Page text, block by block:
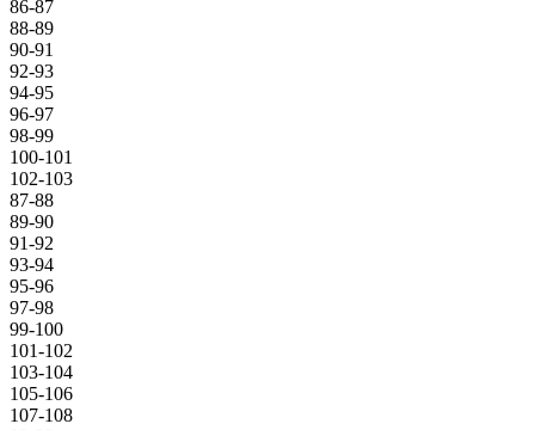
86-87
88-89
90-91
92-93
94-95
96-97
98-99
100-101
102-103
87-88
89-90
91-92
93-94
95-96
97-98
99-100
101-102
103-104
105-106
107-108